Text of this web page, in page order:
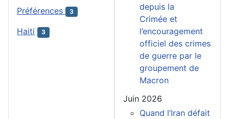
Préférences 3
Haiti 3
depuis la
Crimée et
l’encouragement
officiel des crimes
de guerre par le
groupement de
Macron
Juin 2026
Quand l’Iran défait